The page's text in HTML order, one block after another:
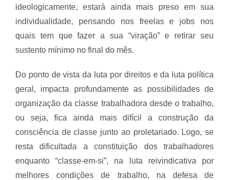
ideologicamente, estará ainda mais preso em sua
individualidade, pensando nos freelas e jobs nos
quais tem que fazer a sua “viração” e retirar seu
sustento mínimo no final do mês.
Do ponto de vista da luta por direitos e da luta política
geral, impacta profundamente as possibilidades de
organização da classe trabalhadora desde o trabalho,
ou seja, fica ainda mais difícil a construção da
consciência de classe junto ao proletariado. Logo, se
resta dificultada a constituição dos trabalhadores
enquanto “classe-em-si”, na luta reivindicativa por
melhores condições de trabalho, na defesa de